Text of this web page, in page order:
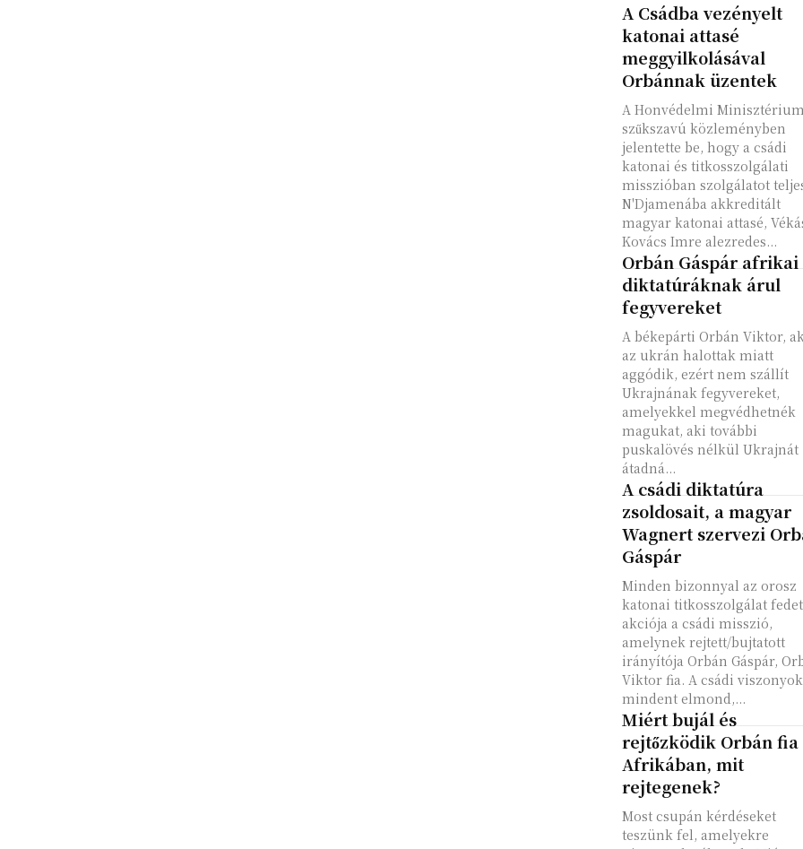
A Csádba vezényelt
katonai attasé
meggyilkolásával
Orbánnak üzentek
A Honvédelmi Minisztérium
szűkszavú közleményben
jelentette be, hogy a csádi
katonai és titkosszolgálati
misszióban szolgálatot
N'Djamenába akkreditált
magyar katonai attasé,
Kovács Imre alezredes...
Orbán Gáspár afrikai
diktatúráknak árul
fegyvereket
A békepárti Orbán Viktor,
az ukrán halottak miatt
aggódik, ezért nem szállít
Ukrajnának fegyvereket,
amelyekkel megvédhetnék
magukat, aki további
puskalövés nélkül Ukrajnát
átadná...
A csádi diktatúra
zsoldosait, a magyar
Wagnert szervezi
Gáspár
Minden bizonnyal az orosz
katonai titkosszolgálat
akciója a csádi misszió,
amelynek rejtett/bujtatott
irányítója Orbán Gáspár,
Viktor fia. A csádi
mindent elmond,...
Miért bujál és
rejtőzködik Orbán fia
Afrikában, mit
rejtegenek?
Most csupán kérdéseket
teszünk fel, amelyekre